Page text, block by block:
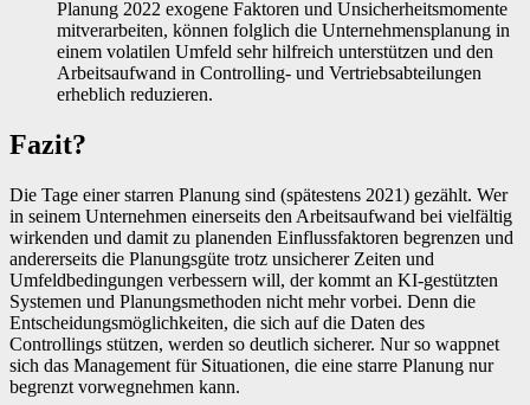
Planung 2022 exogene Faktoren und Unsicherheitsmomente
mitverarbeiten, können folglich die Unternehmensplanung in
einem volatilen Umfeld sehr hilfreich unterstützen und den
Arbeitsaufwand in Controlling- und Vertriebsabteilungen
erheblich reduzieren.
Fazit?
Die Tage einer starren Planung sind (spätestens 2021) gezählt. Wer
in seinem Unternehmen einerseits den Arbeitsaufwand bei vielfältig
wirkenden und damit zu planenden Einflussfaktoren begrenzen und
andererseits die Planungsgüte trotz unsicherer Zeiten und
Umfeldbedingungen verbessern will, der kommt an KI-gestützten
Systemen und Planungsmethoden nicht mehr vorbei. Denn die
Entscheidungsmöglichkeiten, die sich auf die Daten des
Controllings stützen, werden so deutlich sicherer. Nur so wappnet
sich das Management für Situationen, die eine starre Planung nur
begrenzt vorwegnehmen kann.